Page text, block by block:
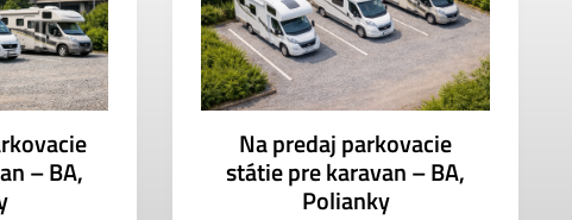
– BA,
Na predaj parkovacie
státie pre karavan – BA,
Polianky